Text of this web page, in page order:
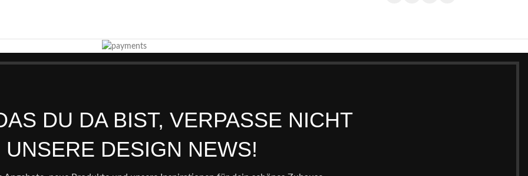
DU DA BIST, VERPASSE NICHT
UNSERE DESIGN NEWS!